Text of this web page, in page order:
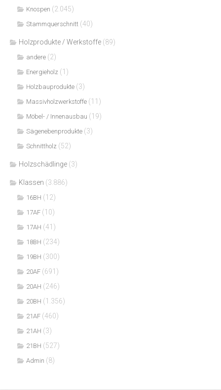
Knospen (2.045)
Stammquerschnitt (40)
Holzprodukte / Werkstoffe (89)
andere (2)
Energieholz (1)
Holzbauprodukte (3)
Massivholzwerkstoffe (11)
Möbel- / Innenausbau (19)
Sägenebenprodukte (3)
Schnittholz (52)
Holzschädlinge (3)
Klassen (3.886)
16BH (12)
17AF (10)
17AH (41)
18BH (234)
19BH (300)
20AF (691)
20AH (246)
20BH (1.356)
21AF (460)
21AH (3)
21BH (527)
Admin (8)